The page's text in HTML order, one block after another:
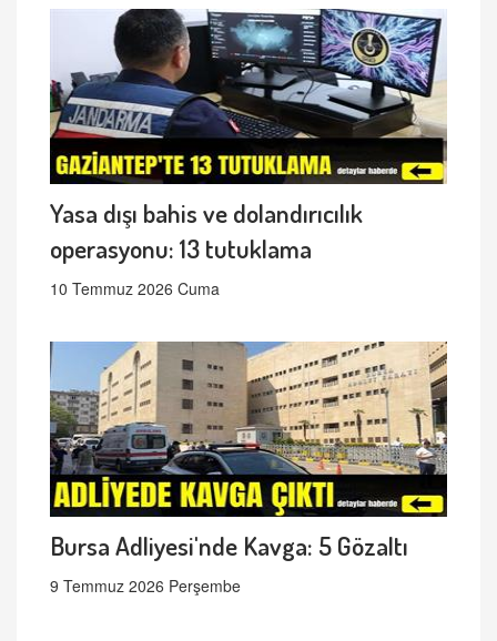
Yasa dışı bahis ve dolandırıcılık
operasyonu: 13 tutuklama
10 Temmuz 2026 Cuma
Bursa Adliyesi'nde Kavga: 5 Gözaltı
9 Temmuz 2026 Perşembe